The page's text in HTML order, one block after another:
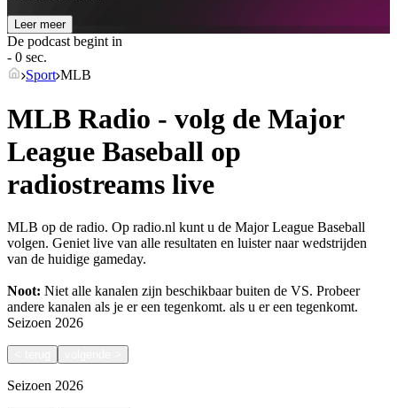
Leer meer
De podcast begint in
- 0 sec.
Sport MLB
MLB Radio - volg de Major
League Baseball op
radiostreams live
MLB op de radio. Op radio.nl kunt u de Major League Baseball
volgen. Geniet live van alle resultaten en luister naar wedstrijden
van de huidige gameday.
Noot: Niet alle kanalen zijn beschikbaar buiten de VS. Probeer
andere kanalen als je er een tegenkomt. als u er een tegenkomt.
Seizoen 2026
Seizoen 2026